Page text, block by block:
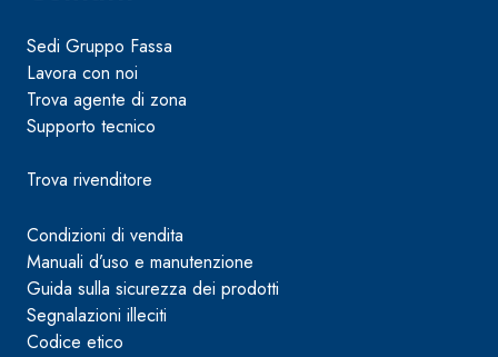
Sedi Gruppo Fassa
Lavora con noi
Trova agente di zona
Supporto tecnico
Trova rivenditore
Condizioni di vendita
Manuali d’uso e manutenzione
Guida sulla sicurezza dei prodotti
Segnalazioni illeciti
Codice etico